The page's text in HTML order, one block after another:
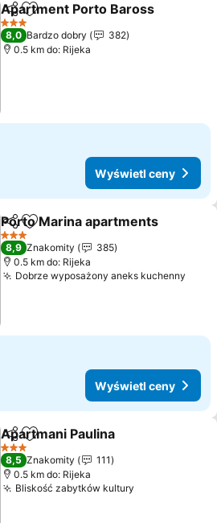
UdostępnijDodaj do ulubionych
Apartment Porto Baross
3 Kategoria
8,0 Bardzo dobry
382
0.5 km do: Rijeka
Wyświetl ceny
Udostępnij
Dodaj do ulubionych
Porto Marina apartments
3 Kategoria
8,9 Znakomity
385
0.5 km do: Rijeka
Dobrze wyposażony aneks kuchenny
Wyświetl ceny
Udostępnij
Dodaj do ulubionych
Apartmani Paulina
3 Kategoria
8,5 Znakomity
111
0.5 km do: Rijeka
Bliskość zabytków kultury